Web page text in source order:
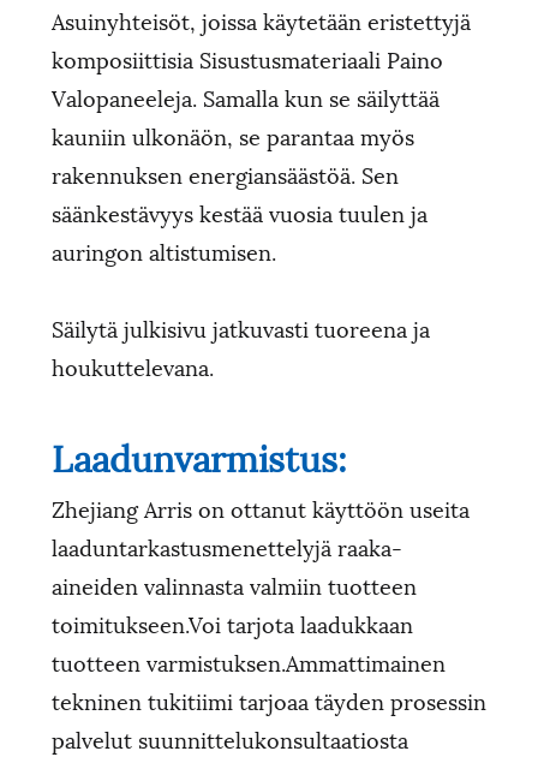
Asuinyhteisöt, joissa käytetään eristettyjä
komposiittisia Sisustusmateriaali Paino
Valopaneeleja. Samalla kun se säilyttää
kauniin ulkonäön, se parantaa myös
rakennuksen energiansäästöä. Sen
säänkestävyys kestää vuosia tuulen ja
auringon altistumisen.
Säilytä julkisivu jatkuvasti tuoreena ja
houkuttelevana.
Laadunvarmistus:
Zhejiang Arris on ottanut käyttöön useita
laaduntarkastusmenettelyjä raaka-
aineiden valinnasta valmiin tuotteen
toimitukseen.Voi tarjota laadukkaan
tuotteen varmistuksen.Ammattimainen
tekninen tukitiimi tarjoaa täyden prosessin
palvelut suunnittelukonsultaatiosta